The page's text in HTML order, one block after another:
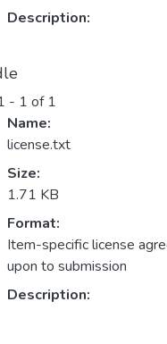
Description:
- 1 of 1
Name:
license.txt
Size:
1.71 KB
Format:
Item-specific license
upon to submission
Description: